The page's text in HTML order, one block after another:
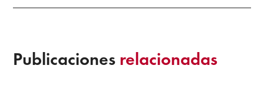
Publicaciones relacionadas